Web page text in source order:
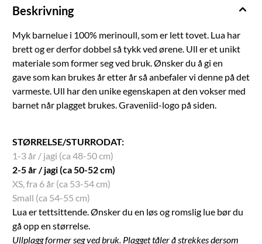
Álttás . Mearka mii dáhkkida ahte Graveniid lea duddjon buktaga,
som garanterer at varen er laget av oss, og i Sápmi. Graveniid er
medlem av Norwegian Made - merkeordningen som garanterer at
produkter er laget i Norge og er av god kvalitet.
Beskrivning
Myk barnelue i 100% merinoull, som er lett tovet. Lua har
brett og er derfor dobbel så tykk ved ørene. Ull er et unikt
materiale som former seg ved bruk. Ønsker du å gi en
gave som kan brukes år etter år så anbefaler vi denne på det
varmeste. Ull har den unike egenskapen at den vokser med
barnet når plagget brukes. Graveniid-logo på siden.
STØRRELSE/STURRODAT:
1-3 år / jagi (ca 48-50 cm)
2-5 år / jagi (ca 50-52 cm)
XS, fra 6 år (ca 53-54 cm)
Small (ca 54-55 cm)
Lua er tettsittende. Ønsker du en løs og romslig lue bør du
gå opp en størrelse.
Ullplagg former seg ved bruk. Plagget tåler å strekkes dersom